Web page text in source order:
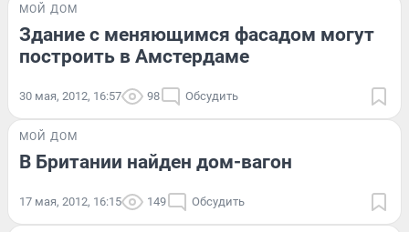
МОЙ ДОМ
Здание с меняющимся фасадом могут
построить в Амстердаме
30 мая, 2012, 16:57 98 Обсудить
МОЙ ДОМ
В Британии найден дом-вагон
17 мая, 2012, 16:15 149 Обсудить